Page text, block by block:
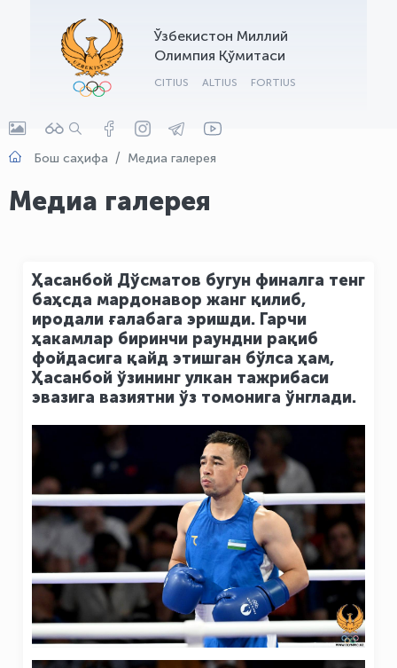
Ўзбекистон Миллий
Олимпия Қўмитаси
CITIUS ALTIUS FORTIUS
Бош саҳифа Медиа галерея
Медиа галерея
Ҳасанбой Дўсматов бугун финалга тенг
баҳсда мардонавор жанг қилиб,
иродали ғалабага эришди. Гарчи
ҳакамлар биринчи раундни рақиб
фойдасига қайд этишган бўлса ҳам,
Ҳасанбой ўзининг улкан тажрибаси
эвазига вазиятни ўз томонига ўнглади.
OLYMPCHIK AI - yordamchi
Онлайн · olympic.uz